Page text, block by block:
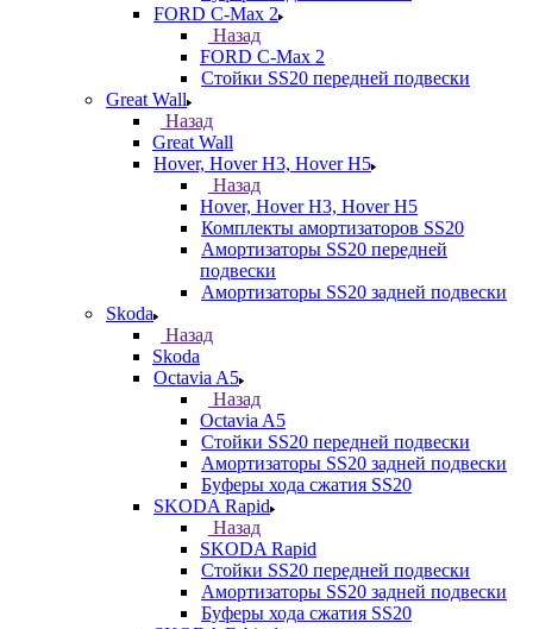
FORD C-Max 2
Назад
FORD C-Max 2
Стойки SS20 передней подвески
Great Wall
Назад
Great Wall
Hover, Hover H3, Hover H5
Назад
Hover, Hover H3, Hover H5
Комплекты амортизаторов SS20
Амортизаторы SS20 передней
подвески
Амортизаторы SS20 задней подвески
Skoda
Назад
Skoda
Octavia A5
Назад
Octavia A5
Стойки SS20 передней подвески
Амортизаторы SS20 задней подвески
Буферы хода сжатия SS20
SKODA Rapid
Назад
SKODA Rapid
Стойки SS20 передней подвески
Амортизаторы SS20 задней подвески
Буферы хода сжатия SS20